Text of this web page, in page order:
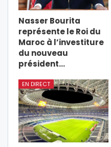
Nasser Bourita
représente le Roi du
Maroc à l’investiture
du nouveau
président…
EN DIRECT